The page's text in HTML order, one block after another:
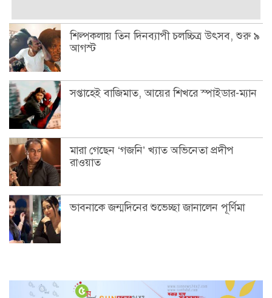
শিল্পকলায় তিন দিনব্যাপী চলচ্চিত্র উৎসব, শুরু ৯
আগস্ট
সপ্তাহেই বাজিমাত, আয়ের শিখরে স্পাইডার-ম্যান
মারা গেছেন ‘গজনি’ খ্যাত অভিনেতা প্রদীপ
রাওয়াত
ভাবনাকে জন্মদিনের শুভেচ্ছা জানালেন পূর্ণিমা